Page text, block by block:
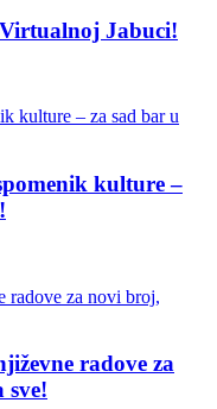
Jabuci!
kulture –
radove za
sve!